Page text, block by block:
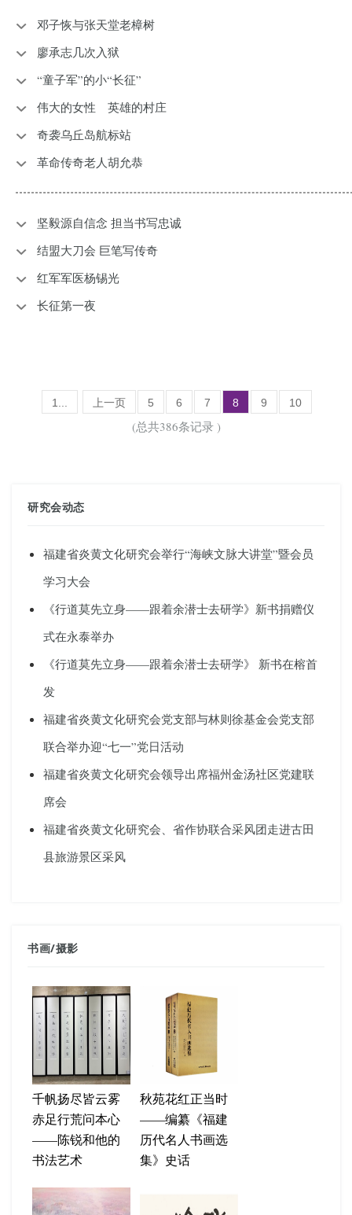
邓子恢与张天堂老樟树
廖承志几次入狱
“童子军”的小“长征”
伟大的女性 英雄的村庄
奇袭乌丘岛航标站
革命传奇老人胡允恭
坚毅源自信念 担当书写忠诚
结盟大刀会 巨笔写传奇
红军军医杨锡光
长征第一夜
1... 上一页 5 6 7 8 9 10
(总共386条记录 )
研究会动态
福建省炎黄文化研究会举行“海峡文脉大讲堂”暨会员
学习大会
《行道莫先立身——跟着余潜士去研学》新书捐赠仪
式在永泰举办
《行道莫先立身——跟着余潜士去研学》 新书在榕首
发
福建省炎黄文化研究会党支部与林则徐基金会党支部
联合举办迎“七一”党日活动
福建省炎黄文化研究会领导出席福州金汤社区党建联
席会
福建省炎黄文化研究会、省作协联合采风团走进古田
县旅游景区采风
书画/摄影
千帆扬尽皆云雾
赤足行荒问本心
——陈锐和他的
书法艺术
秋苑花红正当时
——编纂《福建
历代名人书画选
集》史话